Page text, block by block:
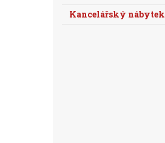
Kancelářský nábytek